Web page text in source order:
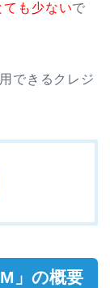
も少ないで
できるクレジ
」の概要